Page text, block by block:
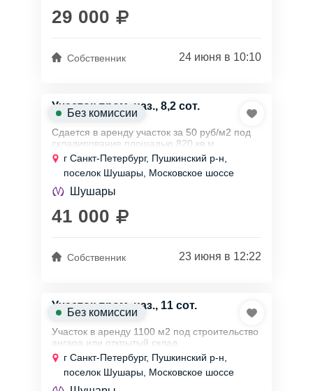
29 000
Собственник 24 июня в 10:10
Участок пром. наз., 8,2 сот.
Сдается в аренду участок за 50 руб/м2 под
складирование площадью 820 кв.м.
Расположен на Московском шоссе (пос.
Шушары)
Ровное покрытие (утрамбованная
асфальтная...
г Санкт-Петербург, Пушкинский р-н,
поселок Шушары, Московское шоссе
Шушары
41 000
Собственник 23 июня в 12:22
Без комиссии
Участок пром. наз., 11 сот.
Участок в аренду 1100 м2 под строительство
ангара или открытый склад.
Находится на закрытой охраняемой
территории собственника (Шушары,
Московское ш.).
г Санкт-Петербург, Пушкинский р-н,
поселок Шушары, Московское шоссе
Без комиссии